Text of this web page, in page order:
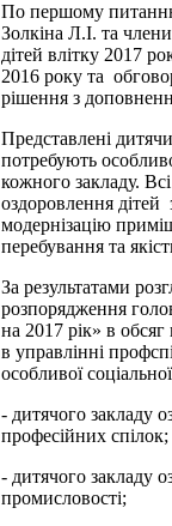
По першому питанню
Золкіна Л.І. та
дітей влітку 2017
2016 року та
рішення з
Представлені
потребують
кожного закладу.
оздоровлення
модернізацію
перебування та
За результатами
розпорядження
на 2017 рік» в
в управлінні
особливої
- дитячого закладу
професійних спілок;
- дитячого закладу
промисловості;